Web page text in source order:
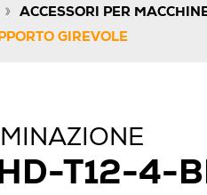
» ACCESSORI PER
GIREVOLE
T12-4-